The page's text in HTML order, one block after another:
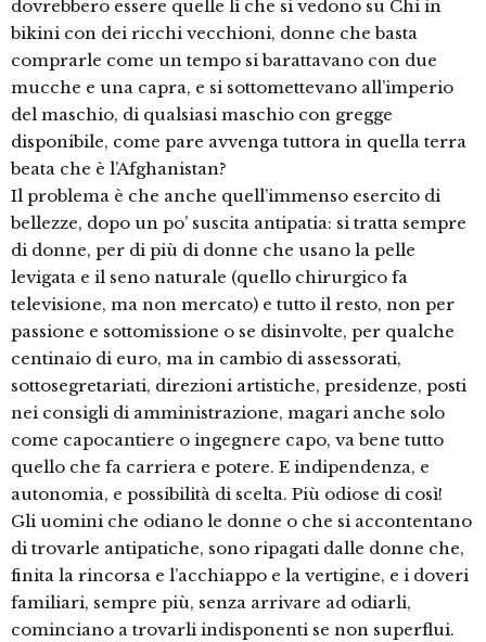
dovrebbero essere quelle lì che si vedono su Chi in
bikini con dei ricchi vecchioni, donne che basta
comprarle come un tempo si barattavano con due
mucche e una capra, e si sottomettevano all’imperio
del maschio, di qualsiasi maschio con gregge
disponibile, come pare avvenga tuttora in quella terra
beata che è l’Afghanistan?
Il problema è che anche quell’immenso esercito di
bellezze, dopo un po’ suscita antipatia: si tratta sempre
di donne, per di più di donne che usano la pelle
levigata e il seno naturale (quello chirurgico fa
televisione, ma non mercato) e tutto il resto, non per
passione e sottomissione o se disinvolte, per qualche
centinaio di euro, ma in cambio di assessorati,
sottosegretariati, direzioni artistiche, presidenze, posti
nei consigli di amministrazione, magari anche solo
come capocantiere o ingegnere capo, va bene tutto
quello che fa carriera e potere. E indipendenza, e
autonomia, e possibilità di scelta. Più odiose di così!
Gli uomini che odiano le donne o che si accontentano
di trovarle antipatiche, sono ripagati dalle donne che,
finita la rincorsa e l’acchiappo e la vertigine, e i doveri
familiari, sempre più, senza arrivare ad odiarli,
cominciano a trovarli indisponenti se non superflui.